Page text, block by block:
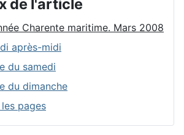
de l'article
Charente maritime. Mars 2008
après-midi
du samedi
du dimanche
pages